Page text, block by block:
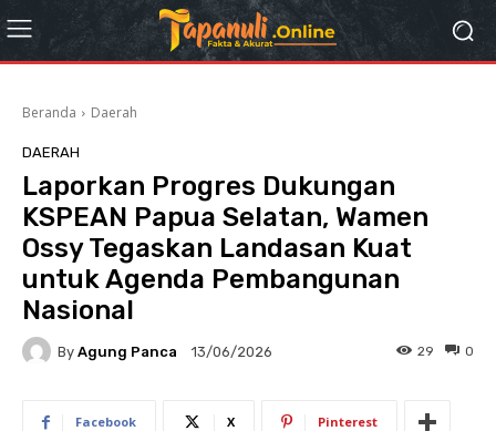
Beranda Daerah
DAERAH
Laporkan Progres Dukungan
KSPEAN Papua Selatan, Wamen
Ossy Tegaskan Landasan Kuat
untuk Agenda Pembangunan
Nasional
By Agung Panca 13/06/2026 0
29
Facebook X Pinterest